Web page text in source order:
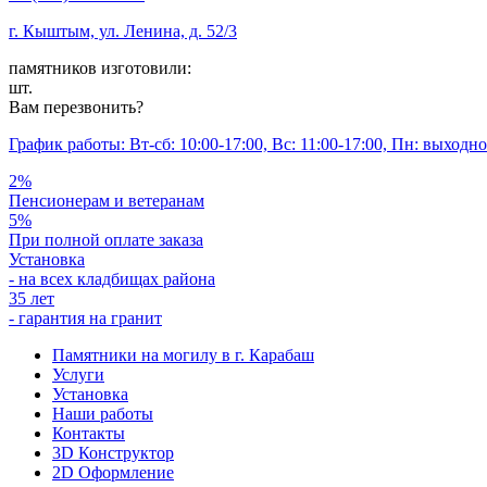
г. Кыштым, ул. Ленина, д. 52/3
памятников изготовили:
шт.
Вам перезвонить?
График работы: Вт-сб: 10:00-17:00, Вс: 11:00-17:00, Пн:
2%
Пенсионерам и ветеранам
5%
При полной оплате заказа
Установка
- на всех кладбищах района
35 лет
- гарантия на гранит
Памятники на могилу в г. Карабаш
Услуги
Установка
Наши работы
Контакты
3D Конструктор
2D Оформление